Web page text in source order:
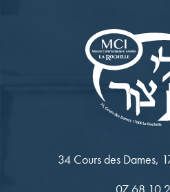
34 Cours des Dames,